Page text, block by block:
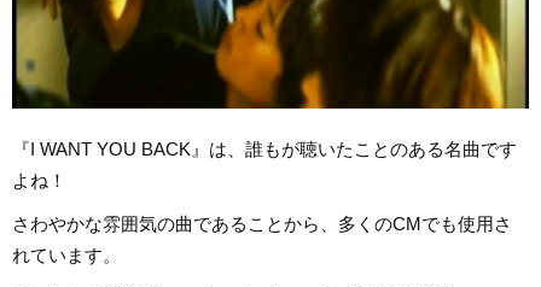
『I WANT YOU BACK』は、誰もが聴いたことのある名曲です
よね！
さわやかな雰囲気の曲であることから、多くのCMでも使用さ
れています。